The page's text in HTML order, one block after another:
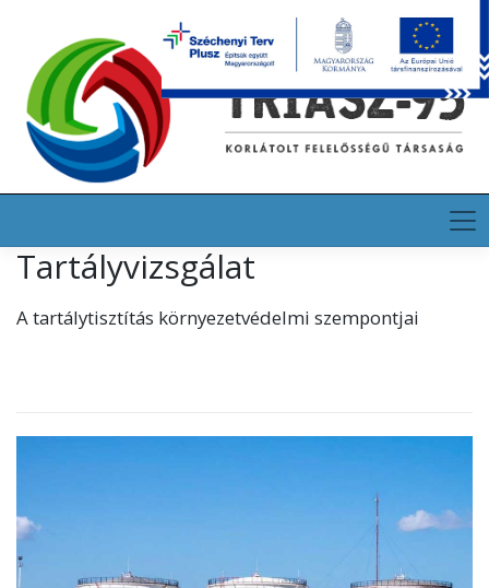
content
EN DE
Tartályvizsgálat
A tartálytisztítás környezetvédelmi szempontjai